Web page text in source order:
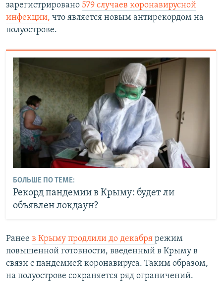
зарегистрировано 579 случаев коронавирусной
инфекции, что является новым антирекордом на
полуострове.
БОЛЬШЕ ПО ТЕМЕ:
Рекорд пандемии в Крыму: будет ли
объявлен локдаун?
Ранее в Крыму продлили до декабря режим
повышенной готовности, введенный в Крыму в
связи с пандемией коронавируса. Таким образом,
на полуострове сохраняется ряд ограничений.